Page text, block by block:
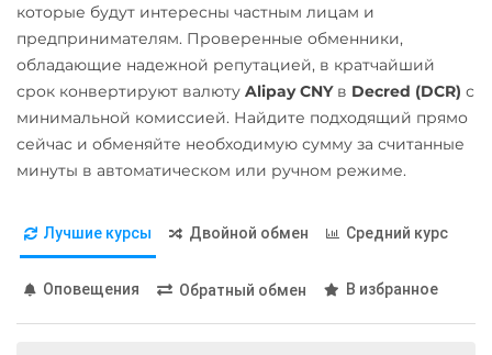
USD Coin (USDC)
ERC20 BEP20
Polygon
ARB
OP
BASE
Utopia USD (UUSD)
VeChain (VET)
Беларусбанк BYN
ВТБ Банк RUB
Газпромбанк RUB
Евразийский Банк KZT
ЕРИП Расчет BYN
Карта UZCARD UZS
Карта МИР RUB
Любой банк
которые будут интересны частным лицам и
предпринимателям. Проверенные обменники,
обладающие надежной репутацией, в кратчайший
срок конвертируют валюту Alipay CNYв Decred (DCR) с
минимальной комиссией. Найдите подходящий прямо
сейчас и обменяйте необходимую сумму за считанные
минуты в автоматическом или ручном режиме.
Лучшие курсы Двойной обмен Средний курс
Оповещения Обратный обмен В избранное